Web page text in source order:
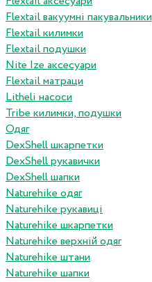
Flextail вакуумні пакувальники
Flextail килимки
Flextail подушки
Nite Ize аксесуари
Flextail матраци
Litheli насоси
Tribe килимки, подушки
Одяг
DexShell шкарпетки
DexShell рукавички
DexShell шапки
Naturehike одяг
Naturehike рукавиці
Naturehike шкарпетки
Naturehike верхній одяг
Naturehike штани
Naturehike шапки